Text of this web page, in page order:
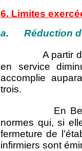
6. Limites
a. Réduction
A partir
en service
accomplie
trois.
En
normes qui, si
fermeture de
infirmiers sont